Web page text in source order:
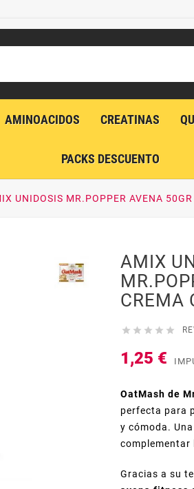
AMINOACIDOS CREATINAS
PACKS DESCUENTO
UNIDOSIS MR.POPPER AVENA
AMIX
CREMA
    
1,25 €
OatMash de
perfecta para
y cómoda.
Gracias a su